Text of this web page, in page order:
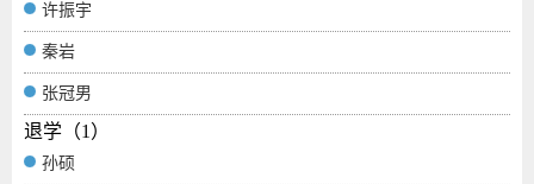
许振宇
秦岩
张冠男
退学（1）
孙硕